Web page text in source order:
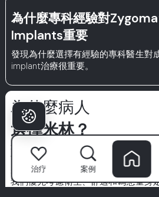
為什麼專科經驗對
Implants重要
發現為什麼選擇有經驗的專科醫生對
implant治療很重要。
為什麼病人
選擇米林？
米林牙科醫院
不僅僅是一個診所—這
世界級專家的團隊、先進的技術和以
將牙科護理轉變為高端體驗。
我們優先考慮衛生、舒適和為您量身
治疗 案例